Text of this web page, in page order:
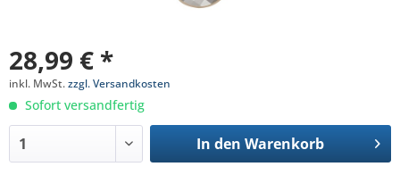
28,99 € *
inkl. MwSt.zzgl. Versandkosten
Sofort versandfertig
In den Warenkorb